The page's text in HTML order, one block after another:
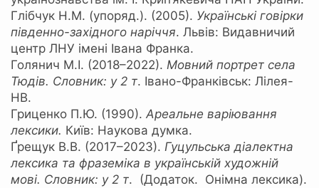
Глібчук Н.М. (упоряд.). (2005). Українські говірки
південно-західного наріччя. Львів: Видавничий
центр ЛНУ імені Івана Франка.
Голянич М.І. (2018–2022). Мовний портрет села
Тюдів. Словник: у2 т. Івано-Франківськ: Лілея-
НВ.
Гриценко П.Ю. (1990). Ареальне варіювання
лексики. Київ: Наукова думка.
Ґрещук В.В. (2017–2023). Гуцульська діалектна
лексика та фраземіка в українській художній
мові. Словник: у2 т. (Додаток. Онімна лексика).